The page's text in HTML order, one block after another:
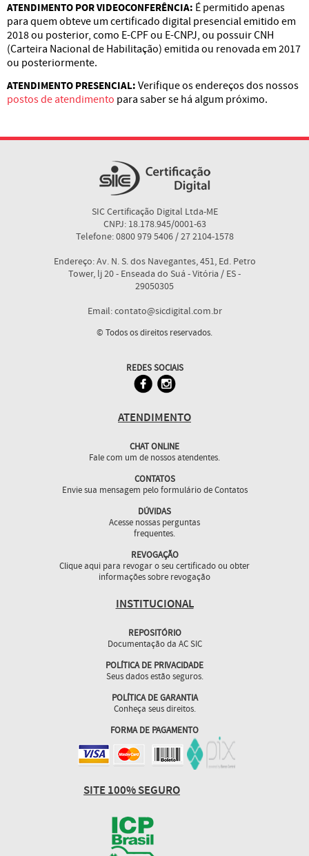
ATENDIMENTO POR VIDEOCONFERÊNCIA: É permitido apenas
para quem obteve um certificado digital presencial emitido em
2018 ou posterior, como E-CPF ou E-CNPJ, ou possuir CNH
(Carteira Nacional de Habilitação) emitida ou renovada em 2017
ou posteriormente.
ATENDIMENTO PRESENCIAL:Verifique os endereços dos nossos
postos de atendimento para saber se há algum próximo.
SIC Certificação Digital Ltda-ME
CNPJ: 18.178.945/0001-63
Telefone: 0800 979 5406 / 27 2104-1578
Endereço: Av. N. S. dos Navegantes, 451, Ed. Petro
Tower, lj 20 - Enseada do Suá - Vitória / ES -
29050305
Email: contato@sicdigital.com.br
© Todos os direitos reservados.
REDES SOCIAIS
ATENDIMENTO
CHAT ONLINE
Fale com um de nossos atendentes.
CONTATOS
Envie sua mensagem pelo formulário de Contatos
DÚVIDAS
Acesse nossas perguntas
frequentes.
REVOGAÇÃO
Clique aqui para revogar o seu certificado ou obter
informações sobre revogação
INSTITUCIONAL
REPOSITÓRIO
Documentação da AC SIC
POLÍTICA DE PRIVACIDADE
Seus dados estão seguros.
POLÍTICA DE GARANTIA
Conheça seus direitos.
FORMA DE PAGAMENTO
SITE 100% SEGURO